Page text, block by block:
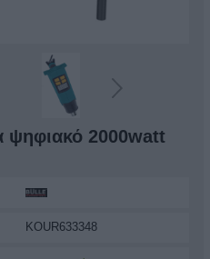
ψηφιακό 2000watt
KOUR633348